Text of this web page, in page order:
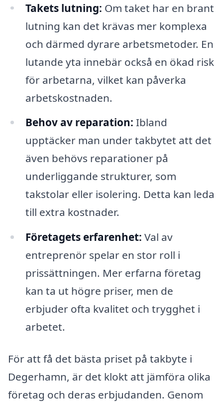
Takets lutning: Om taket har en brant
lutning kan det krävas mer komplexa
och därmed dyrare arbetsmetoder. En
lutande yta innebär också en ökad risk
för arbetarna, vilket kan påverka
arbetskostnaden.
Behov av reparation: Ibland
upptäcker man under takbytet att det
även behövs reparationer på
underliggande strukturer, som
takstolar eller isolering. Detta kan leda
till extra kostnader.
Företagets erfarenhet: Val av
entreprenör spelar en stor roll i
prissättningen. Mer erfarna företag
kan ta ut högre priser, men de
erbjuder ofta kvalitet och trygghet i
arbetet.
För att få det bästa priset på takbyte i
Degerhamn, är det klokt att jämföra olika
företag och deras erbjudanden. Genom